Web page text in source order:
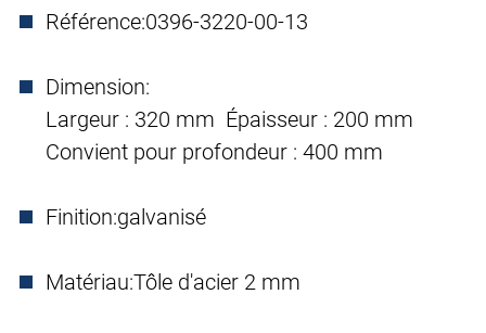
Référence:0396-3220-00-13
Dimension:
Largeur : 320 mm Épaisseur : 200 mm
Convient pour profondeur : 400 mm
Finition:galvanisé
Matériau:Tôle d'acier 2 mm